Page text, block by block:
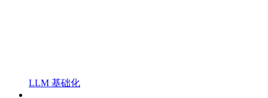
LLM 基础化